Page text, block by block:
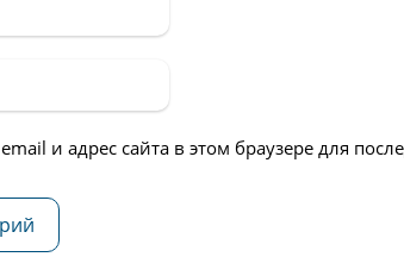
и адрес сайта в этом браузере для